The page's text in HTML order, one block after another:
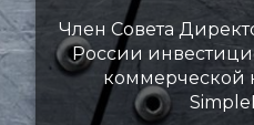
Член Совета
России
коммерческой